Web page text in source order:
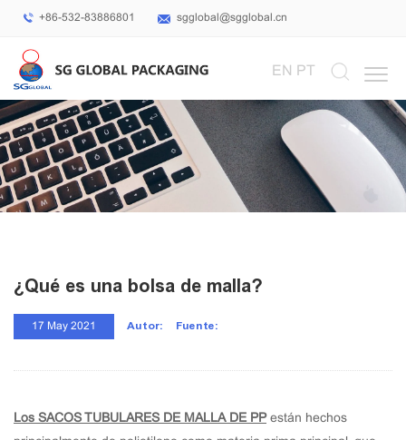
+86-532-83886801 sgglobal@sgglobal.cn
EN PT
¿Qué es una bolsa de malla?
17 May 2021 Autor: Fuente:
Los SACOS TUBULARES DE MALLA DE PP están hechos